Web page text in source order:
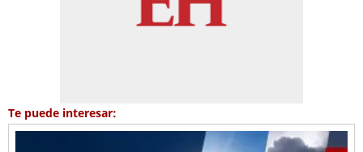
Te puede interesar: